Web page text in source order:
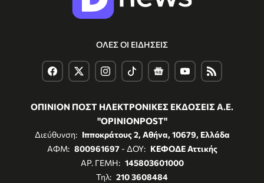
ΟΛΕΣ ΟΙ ΕΙΔΗΣΕΙΣ
ΟΠΙΝΙΟΝ ΠΟΣΤ ΗΛΕΚΤΡΟΝΙΚΕΣ ΕΚΔΟΣΕΙΣ Α.Ε.
"OPINIONPOST"
Διεύθυνση: Ιπποκράτους 2, Αθήνα, 10679, Ελλάδα
ΑΦΜ: 800961697- ΔΟΥ: ΚΕΦΟΔΕ Αττικής
ΑΡ. ΓΕΜΗ: 145803601000
Τηλ: 210 3608484